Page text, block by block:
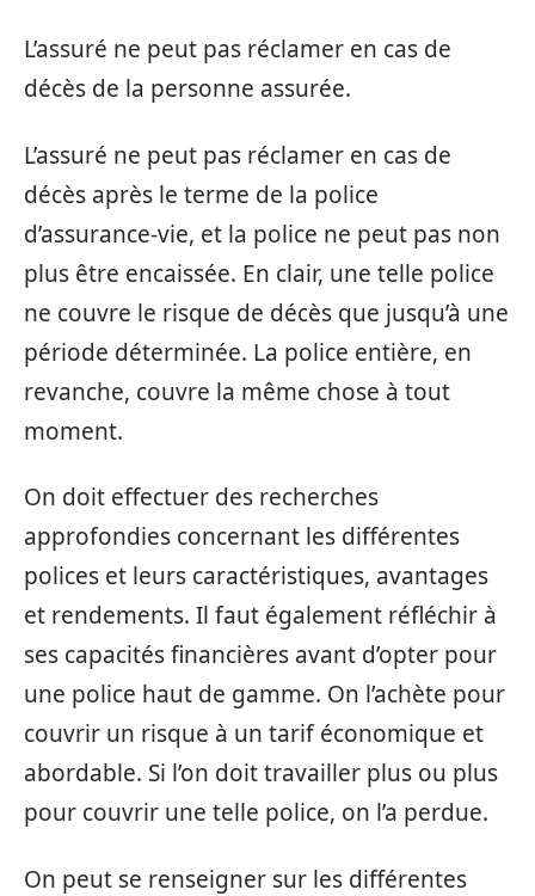
L’assuré ne peut pas réclamer en cas de
décès de la personne assurée.
L’assuré ne peut pas réclamer en cas de
décès après le terme de la police
d’assurance-vie, et la police ne peut pas non
plus être encaissée. En clair, une telle police
ne couvre le risque de décès que jusqu’à une
période déterminée. La police entière, en
revanche, couvre la même chose à tout
moment.
On doit effectuer des recherches
approfondies concernant les différentes
polices et leurs caractéristiques, avantages
et rendements. Il faut également réfléchir à
ses capacités financières avant d’opter pour
une police haut de gamme. On l’achète pour
couvrir un risque à un tarif économique et
abordable. Si l’on doit travailler plus ou plus
pour couvrir une telle police, on l’a perdue.
On peut se renseigner sur les différentes